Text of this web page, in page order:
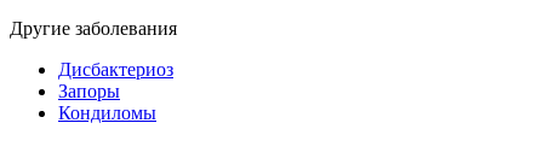
Другие заболевания
Дисбактериоз
Запоры
Кондиломы